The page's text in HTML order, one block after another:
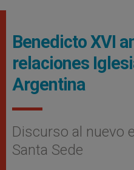
Benedicto XVI
relaciones
Argentina
Discurso al nuevo
Santa Sede